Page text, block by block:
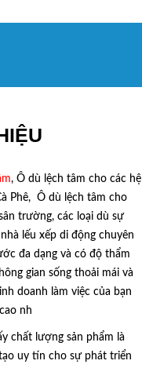
, Ô dù lệch tâm cho các hệ
Phê, Ô dù lệch tâm cho
trường, các loại dù sự
lếu xếp di động chuyên
đa dạng và có độ thẩm
gian sống thoải mái và
doanh làm việc của bạn
nh
chất lượng sản phẩm là
uy tín cho sự phát triển